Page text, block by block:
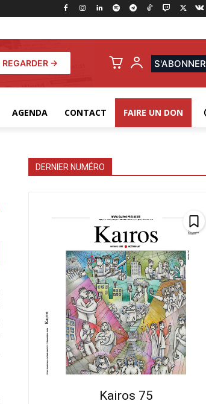
REGARDER → S'ABONNER
AGENDA CONTACT FAIRE UN DON
DERNIER NUMÉRO
Kairos 75